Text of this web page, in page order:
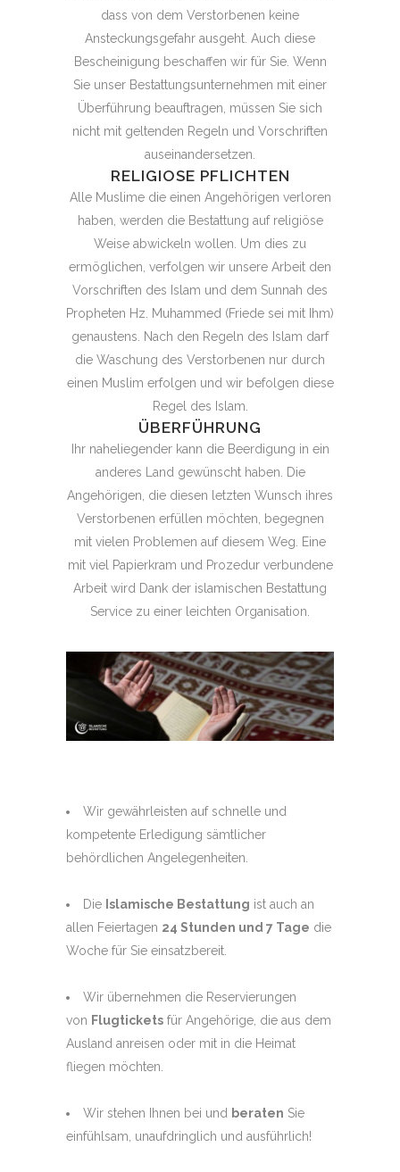
dass von dem Verstorbenen keine
Ansteckungsgefahr ausgeht. Auch diese
Bescheinigung beschaffen wir für Sie. Wenn
Sie unser Bestattungsunternehmen mit einer
Überführung beauftragen, müssen Sie sich
nicht mit geltenden Regeln und Vorschriften
auseinandersetzen.
RELIGIOSE PFLICHTEN
Alle Muslime die einen Angehörigen verloren
haben, werden die Bestattung auf religiöse
Weise abwickeln wollen. Um dies zu
ermöglichen, verfolgen wir unsere Arbeit den
Vorschriften des Islam und dem Sunnah des
Propheten Hz. Muhammed (Friede sei mit Ihm)
genaustens. Nach den Regeln des Islam darf
die Waschung des Verstorbenen nur durch
einen Muslim erfolgen und wir befolgen diese
Regel des Islam.
ÜBERFÜHRUNG
Ihr naheliegender kann die Beerdigung in ein
anderes Land gewünscht haben. Die
Angehörigen, die diesen letzten Wunsch ihres
Verstorbenen erfüllen möchten, begegnen
mit vielen Problemen auf diesem Weg. Eine
mit viel Papierkram und Prozedur verbundene
Arbeit wird Dank der islamischen Bestattung
Service zu einer leichten Organisation.
Wir gewährleisten auf schnelle und
kompetente Erledigung sämtlicher
behördlichen Angelegenheiten.
Die Islamische Bestattung ist auch an
allen Feiertagen 24 Stunden und 7 Tage die
Woche für Sie einsatzbereit.
Wir übernehmen die Reservierungen
von Flugtickets für Angehörige, die aus dem
Ausland anreisen oder mit in die Heimat
fliegen möchten.
Wir stehen Ihnen bei und beraten Sie
einfühlsam, unaufdringlich und ausführlich!